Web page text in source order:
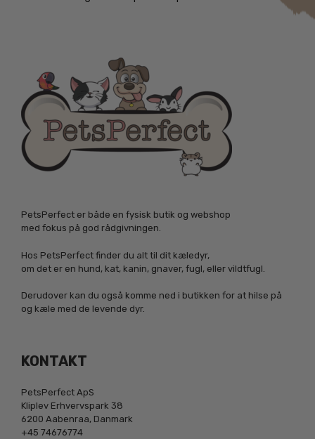
PetsPerfect er både en fysisk butik og webshop
med fokus på god rådgivningen.
Hos PetsPerfect finder du alt til dit kæledyr,
om det er en hund, kat, kanin, gnaver, fugl, eller vildtfugl.
Derudover kan du også komme ned i butikken for at hilse på
og kæle med de levende dyr.
KONTAKT
PetsPerfect ApS
Kliplev Erhvervspark 38
6200 Aabenraa, Danmark
+45 74676774